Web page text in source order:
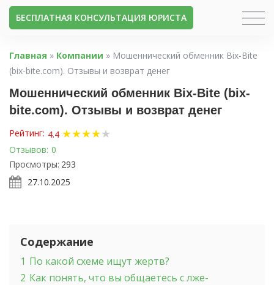
БЕСПЛАТНАЯ КОНСУЛЬТАЦИЯ ЮРИСТА
Главная » Компании » Мошеннический обменник Bix-Bite
(bix-bite.com). Отзывы и возврат денег
Мошеннический обменник Bix-Bite (bix-
bite.com). Отзывы и возврат денег
Рейтинг: 4.4 ★★★★★
Отзывов: 0
Просмотры: 293
27.10.2025
Содержание
1 По какой схеме ищут жертв?
2 Как понять, что вы общаетесь с лже-